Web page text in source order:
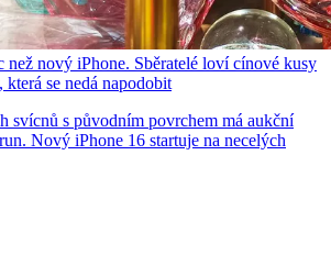
než nový iPhone. Sběratelé loví cínové kusy
se nedá napodobit
svícnů s původním povrchem má aukční
Nový iPhone 16 startuje na necelých